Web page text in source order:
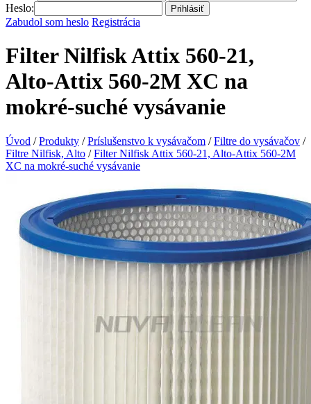
Heslo:
Prihlásiť
Zabudol som heslo Registrácia
Filter Nilfisk Attix 560-21,
Alto-Attix 560-2M XC na
mokré-suché vysávanie
Úvod / Produkty / Príslušenstvo k vysávačom / Filtre do vysávačov /
Filtre Nilfisk, Alto / Filter Nilfisk Attix 560-21, Alto-Attix 560-2M
XC na mokré-suché vysávanie